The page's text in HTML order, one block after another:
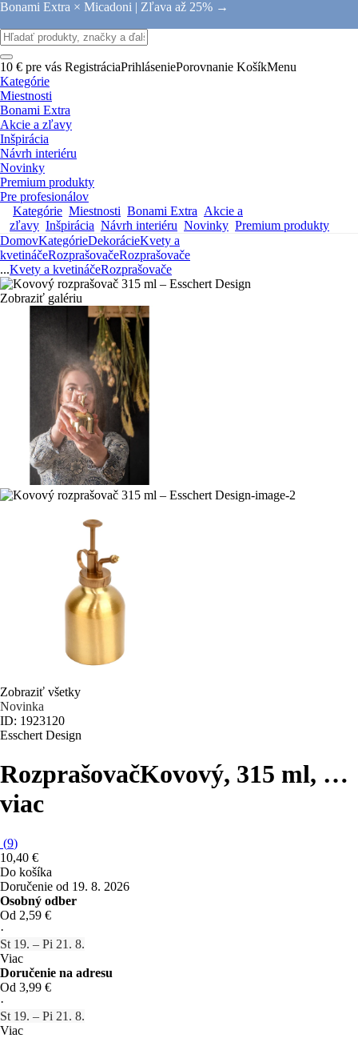
Bonami Extra × Micadoni | Zľava až 25% →
10 € pre vás RegistráciaPrihláseniePorovnanie KošíkMenu
Kategórie
Miestnosti
Bonami Extra
Akcie a zľavy
Inšpirácia
Návrh interiéru
Novinky
Premium produkty
Pre profesionálov
Kategórie Miestnosti Bonami Extra Akcie a
zľavy Inšpirácia Návrh interiéru Novinky Premium produkty
DomovKategórieDekorácieKvety a
kvetináčeRozprašovačeRozprašovače
...Kvety a kvetináčeRozprašovače
Zobraziť galériu
Zobraziť všetky
Novinka
ID: 1923120
Esschert Design
RozprašovačKovový, 315 ml, …
viac
(9)
10,40 €
Do košíka
Doručenie od 19. 8. 2026
Osobný odber
Od 2,59 €
·
St 19. – Pi 21. 8.
Viac
Doručenie na adresu
Od 3,99 €
·
St 19. – Pi 21. 8.
Viac